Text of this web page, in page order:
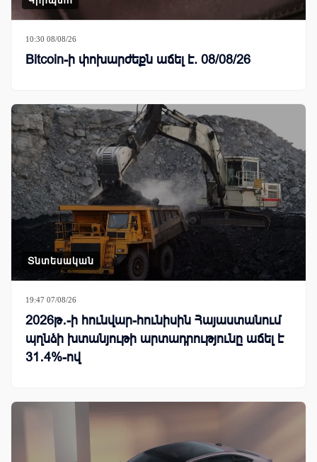
10:30 08/08/26
Bitcoin-ի փոխարժեքն աճել է. 08/08/26
Տնտեսական
19:47 07/08/26
2026թ․-ի հունվար-հունիսին Հայաստանում
պղնձի խտանյութի արտադրությունը աճել է
31․4%-ով